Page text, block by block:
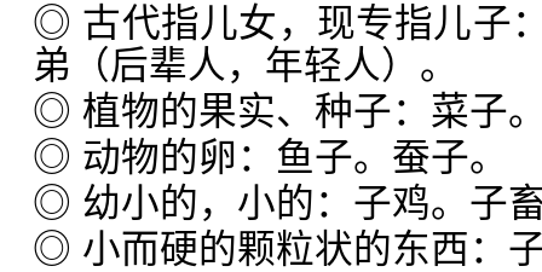
◎ 古代指儿女，现专指儿子
弟（后辈人，年轻人）。
◎ 植物的果实、种子：菜子
◎ 动物的卵：鱼子。蚕子。
◎ 幼小的，小的：子鸡。子
◎ 小而硬的颗粒状的东西：